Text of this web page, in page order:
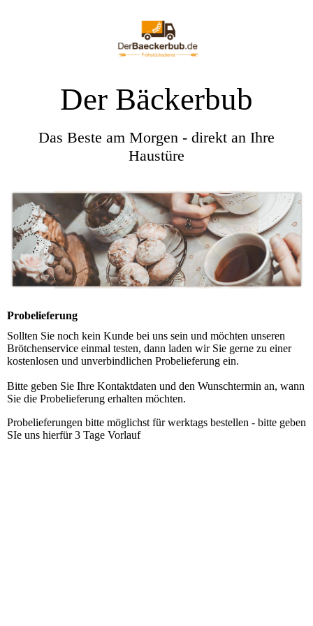
Der Bäckerbub
Das Beste am Morgen - direkt an Ihre
Haustüre
Probelieferung
Sollten Sie noch kein Kunde bei uns sein und möchten unseren
Brötchenservice einmal testen, dann laden wir Sie gerne zu einer
kostenlosen und unverbindlichen Probelieferung ein.
Bitte geben Sie Ihre Kontaktdaten und den Wunschtermin an, wann
Sie die Probelieferung erhalten möchten.
Probelieferungen bitte möglichst für werktags bestellen - bitte geben
SIe uns hierfür 3 Tage Vorlauf